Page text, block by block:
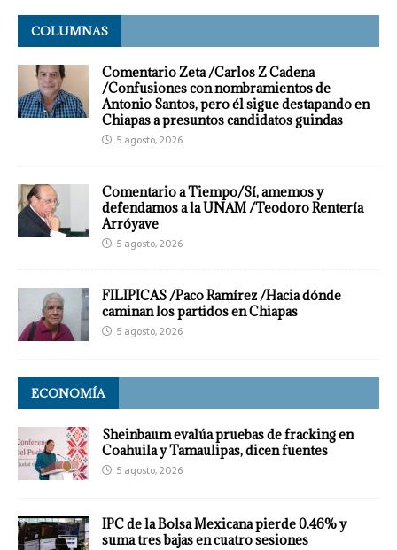
COLUMNAS
Comentario Zeta /Carlos Z Cadena
/Confusiones con nombramientos de
Antonio Santos, pero él sigue destapando en
Chiapas a presuntos candidatos guindas
5 agosto, 2026
Comentario a Tiempo/Sí, amemos y
defendamos a la UNAM /Teodoro Rentería
Arróyave
5 agosto, 2026
FILIPICAS /Paco Ramírez /Hacia dónde
caminan los partidos en Chiapas
5 agosto, 2026
ECONOMÍA
Sheinbaum evalúa pruebas de fracking en
Coahuila y Tamaulipas, dicen fuentes
5 agosto, 2026
IPC de la Bolsa Mexicana pierde 0.46% y
suma tres bajas en cuatro sesiones